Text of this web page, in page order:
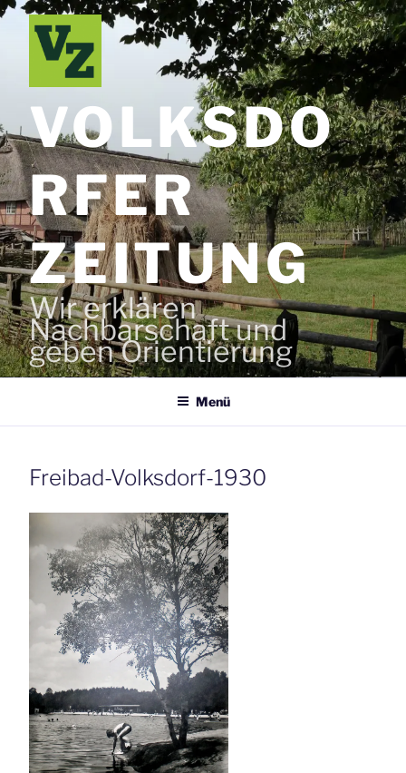
Zum
Inhalt
springen
VOLKSDO
RFER
ZEITUNG
Wir erklären
Nachbarschaft und
geben Orientierung
Menü
Freibad-Volksdorf-1930